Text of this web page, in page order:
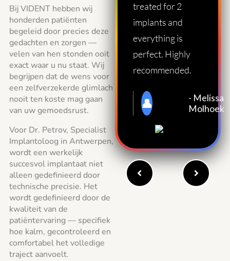
Bij VIDENT hebben wij
honderden patiënten
begeleid door precies deze
gedachten en zorgen —
velen van hen stonden ooit
exact waar u nu staat. Wij
begrijpen dat de wens voor
een zelfverzekerde glimlach
nooit ten koste mag gaan
van uw gemoedsrust.
Voor Dr. Petrov, Specialist
Implantoloog in Antwerpen,
wordt een werkelijk
succesvol implantaat niet
alleen gedefinieerd door
technische precisie. Het
wordt gedefinieerd door de
kwaliteit van de
patiëntervaring — specifiek
hoe kalm, gecontroleerd en
comfortabel het volledige
traject aanvoelt.
treated for 2
implants and
everything is
perfect. Highly
recommended.
- Melissa
Molhoek